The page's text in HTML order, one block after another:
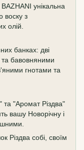
унікальна
воску з
олій.
банках: дві
та бавовняними
гнотами та
та "Аромат Різдва"
вашу Новорічну і
Різдва собі, своїм